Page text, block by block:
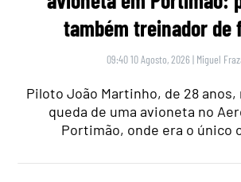
também treinador de
09:40 10 Agosto, 2026 | Miguel
Piloto João Martinho, de 28 anos,
queda de uma avioneta no
Portimão, onde era o único